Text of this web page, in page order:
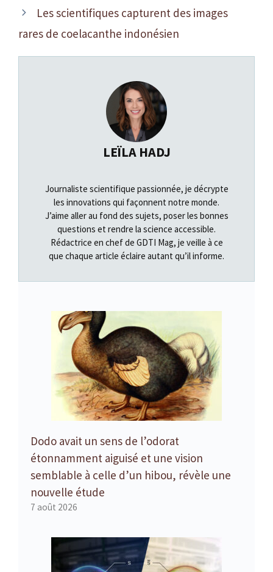
Les scientifiques capturent des images
rares de coelacanthe indonésien
LEÏLA HADJ
Journaliste scientifique passionnée, je décrypte
les innovations qui façonnent notre monde.
J’aime aller au fond des sujets, poser les bonnes
questions et rendre la science accessible.
Rédactrice en chef de GDTI Mag, je veille à ce
que chaque article éclaire autant qu’il informe.
Dodo avait un sens de l’odorat
étonnamment aiguisé et une vision
semblable à celle d’un hibou, révèle une
nouvelle étude
7 août 2026